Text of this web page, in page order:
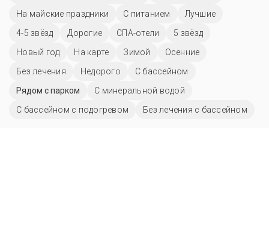
На майские праздники
С питанием
Лучшие
4-5 звёзд
Дорогие СПА-отели
5 звёзд
Новый год
На карте Зимой
Осенние
Без лечения
Недорого
C бассейном
Рядом с парком
С минеральной водой
С бассейном с подогревом
Без лечения с бассейном